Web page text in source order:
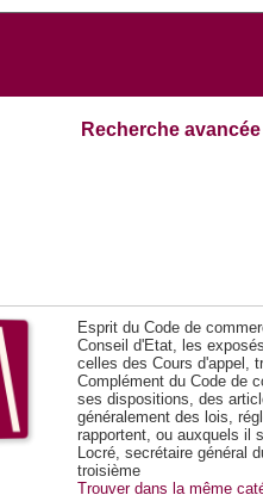
Recherche avancée
Esprit du Code de
Conseil d'Etat, les
celles des Cours d'appel,
Complément du Code de
ses dispositions, des
généralement des lois,
rapportent, ou auxquels il
Locré, secrétaire général
troisième
Trouver dans la même